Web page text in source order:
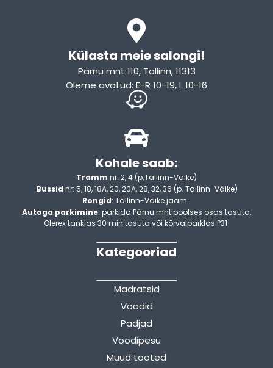
Külasta meie salongi!
Pärnu mnt 110, Tallinn, 11313
Oleme avatud: E-R 10-19, L 10-16
Kohale saab:
Tramm nr: 2, 4 (p.Tallinn-Väike)
Bussid nr: 5, 18, 18A, 20, 20A, 28, 32, 36 (p. Tallinn-Väike)
Rongid: Tallinn-Väike jaam.
Autoga parkimine: parkida Pärnu mnt poolses osas tasuta,
Olerex tanklas 30 min tasuta või kõrvalparklas P31
Kategooriad
Madratsid
Voodid
Padjad
Voodipesu
Muud tooted